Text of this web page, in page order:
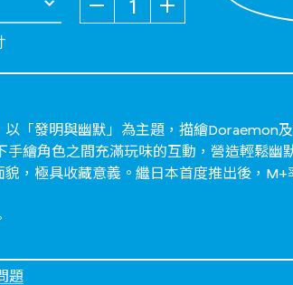
以「發明與幽默」為主題，描繪Doraemon
手繪角色之間充滿玩味的互動，營造輕鬆幽
貌，極具收藏意義。繼日本首度推出後，M+
題